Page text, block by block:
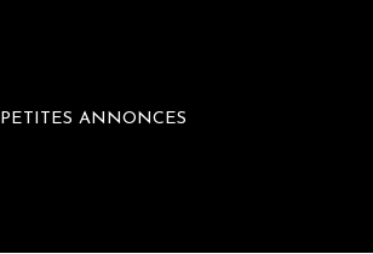
PETITES ANNONCES